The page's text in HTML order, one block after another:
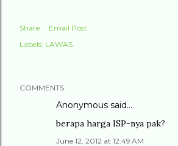
Share
Email Post
Labels: LAWAS
COMMENTS
Anonymous said…
berapa harga ISP-nya pak?
June 12, 2012 at 12:49 AM